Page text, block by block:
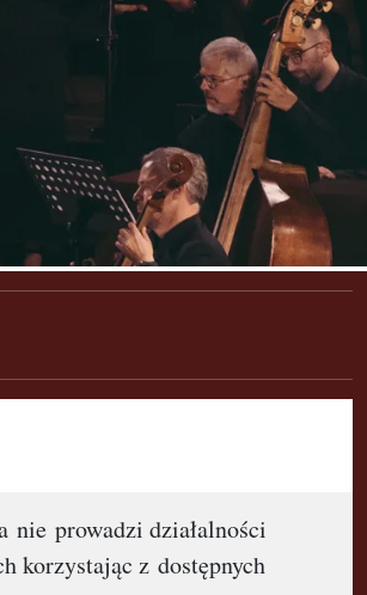
nie prowadzi działalności
korzystając z dostępnych